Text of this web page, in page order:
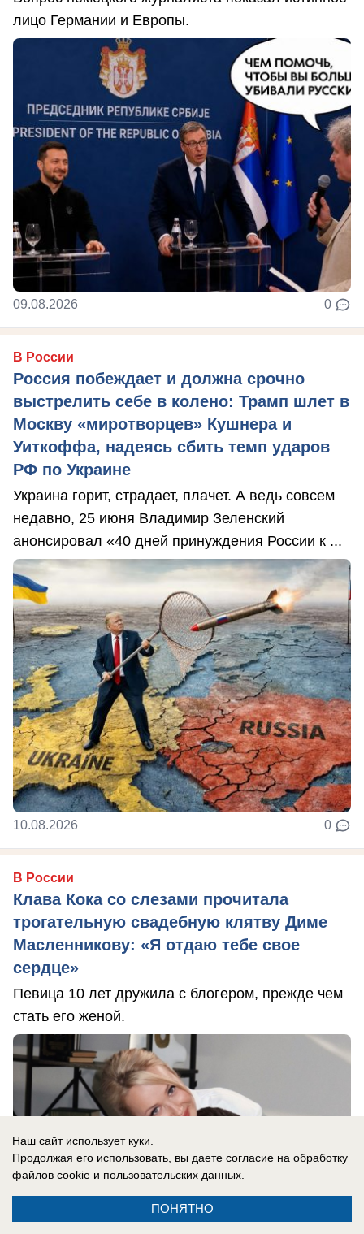
лицо Германии и Европы.
09.08.2026 0
В России
Россия побеждает и должна срочно
выстрелить себе в колено: Трамп шлет в
Москву «миротворцев» Кушнера и
Уиткоффа, надеясь сбить темп ударов
РФ по Украине
Украина горит, страдает, плачет. А ведь совсем
недавно, 25 июня Владимир Зеленский
анонсировал «40 дней принуждения России к ...
10.08.2026 0
В России
Клава Кока со слезами прочитала
трогательную свадебную клятву Диме
Масленникову: «Я отдаю тебе свое
сердце»
Певица 10 лет дружила с блогером, прежде чем
стать его женой.
Наш сайт использует куки.
Продолжая его использовать, вы даете согласие на обработку
файлов cookie и пользовательских данных.
ПОНЯТНО